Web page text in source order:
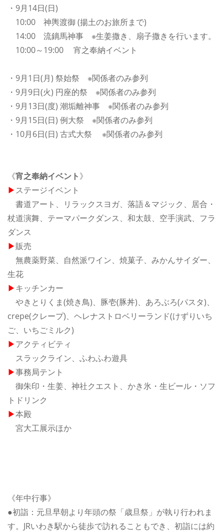
・9月14日(日)
10:00 神輿渡御 (揚土のお旅所まで)
14:00 流鏑馬神事 ※生姜撒き、扇子撒きを行います。
10:00～19:00 宵之奉納イベント
・9月1日(月) 祭始祭 ※関係者のみ参列
・9月9日(火) 円座的祭 ※関係者のみ参列
・9月13日(度) 潮垢離神事 ※関係者のみ参列
・9月15日(日) 例大祭 ※関係者のみ参列
・10月6日(日) 古式大祭 ※関係者のみ参列
《宵之奉納イベント》
▶ステージイベント
書道アート、リラックスヨガ、落語＆マジック、居合・
杖道演舞、テーマパークダンス、和太鼓、空手演武、フラ
ダンス
▶販売
無農薬野菜、自然派ワイン、焼菓子、みかんサイダー、
生花
▶キッチンカー
やきとりくま(焼き鳥)、豚壱(豚丼)、あろぶろ(パスタ)、
crepe(クレープ)、ヘレナストロベリーランド(けずりいち
ご、いちごミルク)
▶アクティビティ
スラックライン、ふわふわ遊具
▶事務局テント
御朱印・生姜、神社クエスト、かき氷・生ビール・ソフ
トドリンク
▶本殿
宮大工展示ほか
《年中行事》
●初詣：元旦早朝より年頭の祭「歳旦祭」が執り行われま
す。JRいわき駅から徒歩で訪れることもでき、初詣には約